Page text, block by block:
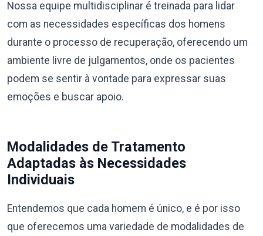
Nossa equipe multidisciplinar é treinada para lidar
com as necessidades específicas dos homens
durante o processo de recuperação, oferecendo um
ambiente livre de julgamentos, onde os pacientes
podem se sentir à vontade para expressar suas
emoções e buscar apoio.
Modalidades de Tratamento
Adaptadas às Necessidades
Individuais
Entendemos que cada homem é único, e é por isso
que oferecemos uma variedade de modalidades de